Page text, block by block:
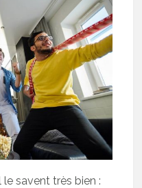
savent très bien :